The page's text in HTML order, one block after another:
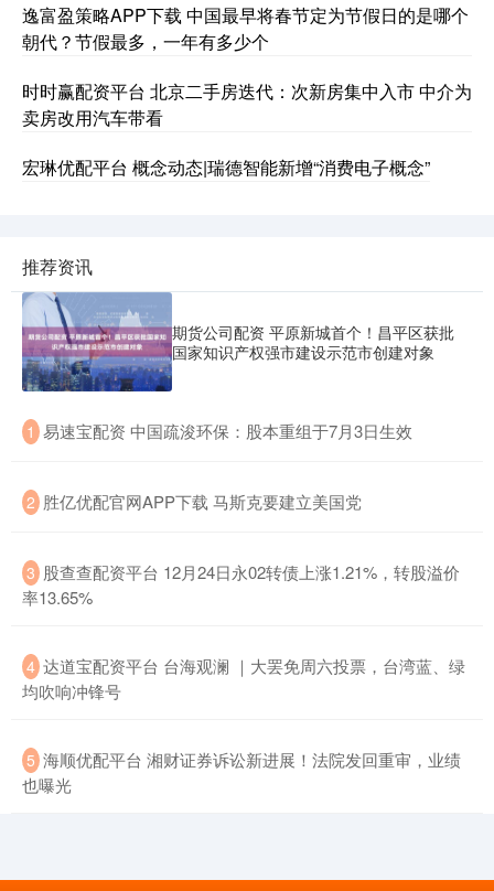
逸富盈策略APP下载 中国最早将春节定为节假日的是哪个
朝代？节假最多，一年有多少个
时时赢配资平台 北京二手房迭代：次新房集中入市 中介为
卖房改用汽车带看
宏琳优配平台 概念动态|瑞德智能新增“消费电子概念”
推荐资讯
期货公司配资 平原新城首个！昌平区获批
国家知识产权强市建设示范市创建对象
1 ​易速宝配资 中国疏浚环保：股本重组于7月3日生效
2 ​胜亿优配官网APP下载 马斯克要建立美国党
3 ​股查查配资平台 12月24日永02转债上涨1.21%，转股溢价
率13.65%
4 ​达道宝配资平台 台海观澜 ｜大罢免周六投票，台湾蓝、绿
均吹响冲锋号
5 ​海顺优配平台 湘财证券诉讼新进展！法院发回重审，业绩
也曝光